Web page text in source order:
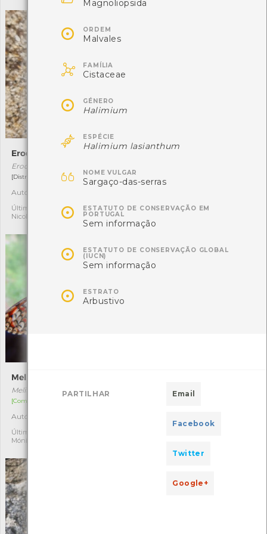
Erodius lusitanicus
Erodius lusitanicus
[Distribuição residual]
Autóctone
Última observação por:
Nicole Viana
Última observação por:
Melitaea deione
Melitaea deione
[Comum]
Autóctone
Última observação por:
Mónica Rocha
Zygaena trifolii
Magnoliopsida
 ORDEM
Malvales
 FAMÍLIA
Cistaceae
 GÉNERO
Halimium
 ESPÉCIE
Halimium lasianthum
 NOME VULGAR
Sargaço-das-serras
 ESTATUTO DE CONSERVAÇÃO EM
PORTUGAL
Sem informação
 ESTATUTO DE CONSERVAÇÃO GLOBAL
(IUCN)
Sem informação
 ESTRATO
Arbustivo
PARTILHAR Email
Facebook
Twitter
Google+